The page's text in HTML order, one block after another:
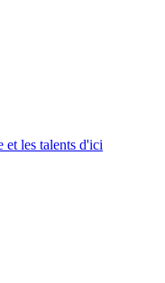
et les talents d'ici